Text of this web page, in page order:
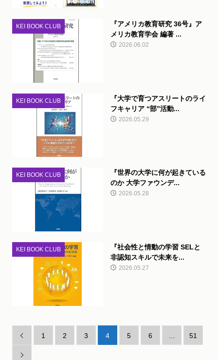
KEI BOOK CLUB
『アメリカ教育研究 36号』ア
メリカ教育学会 編著 ...
2026.06.02
KEI BOOK CLUB
『大学で育つアスリートのライ
フキャリア “部”活動...
2026.05.29
KEI BOOK CLUB
『世界の大学に何が起きている
のか 大学ファウンデ...
2026.05.28
KEI BOOK CLUB
『社会性と情動の学習 SELと
非認知スキルで未来を...
2026.05.27
 1 2 3 4 5 6 51
